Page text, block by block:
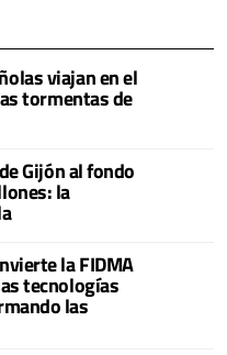
viajan en el
tormentas de
Gijón al fondo
la
la FIDMA
tecnologías
las